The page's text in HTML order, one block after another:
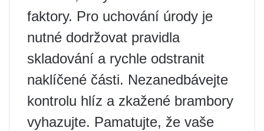
faktory. Pro uchování úrody je
nutné dodržovat pravidla
skladování a rychle odstranit
naklíčené části. Nezanedbávejte
kontrolu hlíz a zkažené brambory
vyhazujte. Pamatujte, že vaše